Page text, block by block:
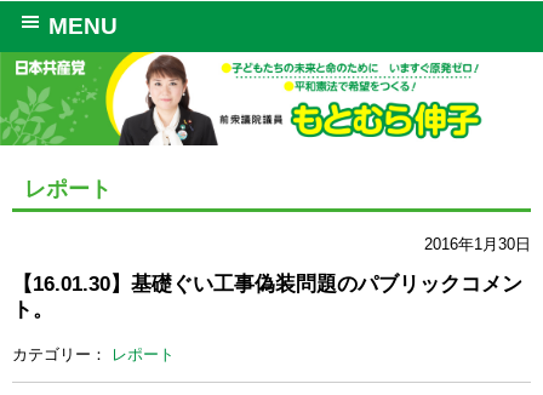
MENU
レポート
2016年1月30日
【16.01.30】基礎ぐい工事偽装問題のパブリックコメン
ト。
カテゴリー： レポート